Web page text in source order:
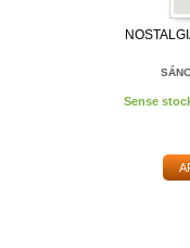
Sense